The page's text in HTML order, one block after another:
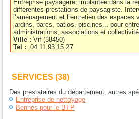
Entreprise paysagère, implantée dans la
différentes prestations de paysagiste.
l’aménagement et l’entretien des espaces
jardins, parcs, patios, piscines... pour
administrations, associations et
Ville :Vif(38450)
Tel :
04.11.93.15.27
SERVICES (38)
Des prestataires du département, autres
Entreprise de nettoyage
Bennes pour le BTP